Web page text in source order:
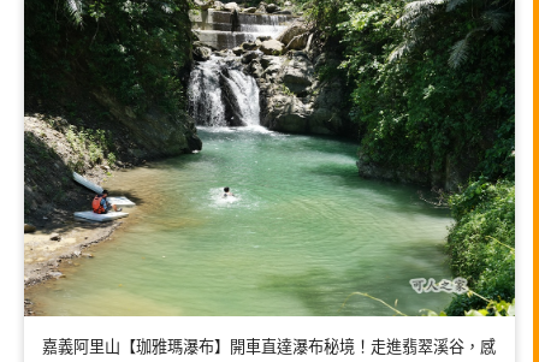
嘉義阿里山【珈雅瑪瀑布】開車直達瀑布秘境！走進翡翠溪谷，感